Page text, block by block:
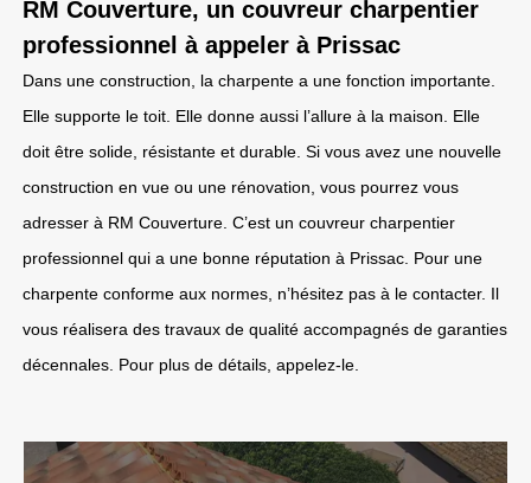
RM Couverture, un couvreur charpentier
professionnel à appeler à Prissac
Dans une construction, la charpente a une fonction importante.
Elle supporte le toit. Elle donne aussi l’allure à la maison. Elle
doit être solide, résistante et durable. Si vous avez une nouvelle
construction en vue ou une rénovation, vous pourrez vous
adresser à RM Couverture. C’est un couvreur charpentier
professionnel qui a une bonne réputation à Prissac. Pour une
charpente conforme aux normes, n’hésitez pas à le contacter. Il
vous réalisera des travaux de qualité accompagnés de garanties
décennales. Pour plus de détails, appelez-le.